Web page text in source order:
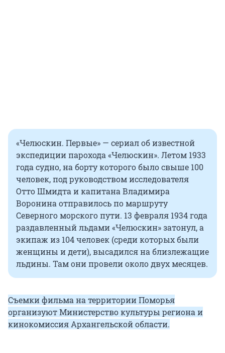
«Челюскин. Первые» — сериал об известной
экспедиции парохода «Челюскин». Летом 1933
года судно, на борту которого было свыше 100
человек, под руководством исследователя
Отто Шмидта и капитана Владимира
Воронина отправилось по маршруту
Северного морского пути. 13 февраля 1934 года
раздавленный льдами «Челюскин» затонул, а
экипаж из 104 человек (среди которых были
женщины и дети), высадился на близлежащие
льдины. Там они провели около двух месяцев.
Съемки фильма на территории Поморья
организуют Министерство культуры региона и
кинокомиссия Архангельской области.